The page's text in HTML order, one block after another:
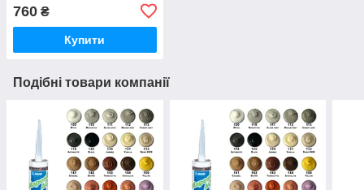
760 ₴
Купити
Подібні товари компанії